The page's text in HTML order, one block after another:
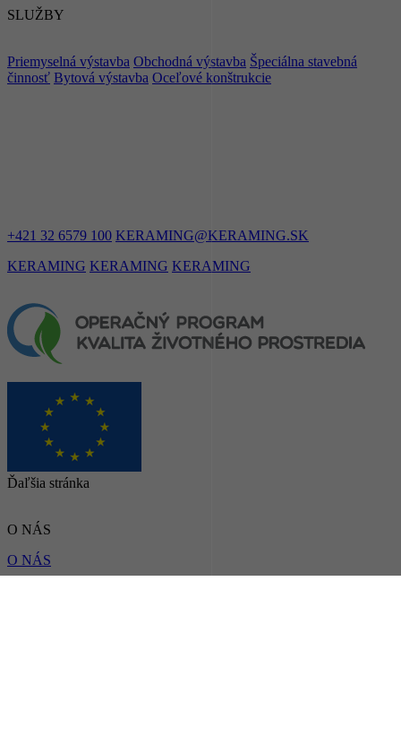
SLUŽBY
Priemyselná výstavba Obchodná výstavba Špeciálna stavebná
činnosť Bytová výstavba Oceľové konštrukcie
+421 32 6579 100 KERAMING@KERAMING.SK
KERAMING KERAMING KERAMING
Ďaľšia stránka
O NÁS
O NÁS